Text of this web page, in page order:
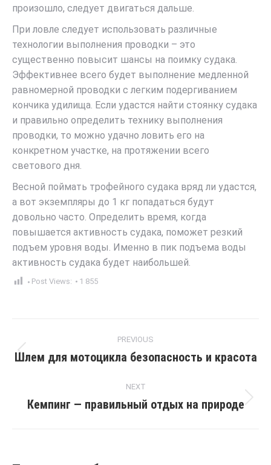
произошло, следует двигаться дальше.
При ловле следует использовать различные
технологии выполнения проводки – это
существенно повысит шансы на поимку судака.
Эффективнее всего будет выполнение медленной
равномерной проводки с легким подергиванием
кончика удилища. Если удастся найти стоянку судака
и правильно определить технику выполнения
проводки, то можно удачно ловить его на
конкретном участке, на протяжении всего
светового дня.
Весной поймать трофейного судака вряд ли удастся,
а вот экземпляры до 1 кг попадаться будут
довольно часто. Определить время, когда
повышается активность судака, поможет резкий
подъем уровня воды. Именно в пик подъема воды
активность судака будет наибольшей.
Post Views: 1 855
navigation
PREVIOUS
Previous
Шлем для мотоцикла безопасность и красота
NEXT
Next
Кемпинг — правильный отдых на природе